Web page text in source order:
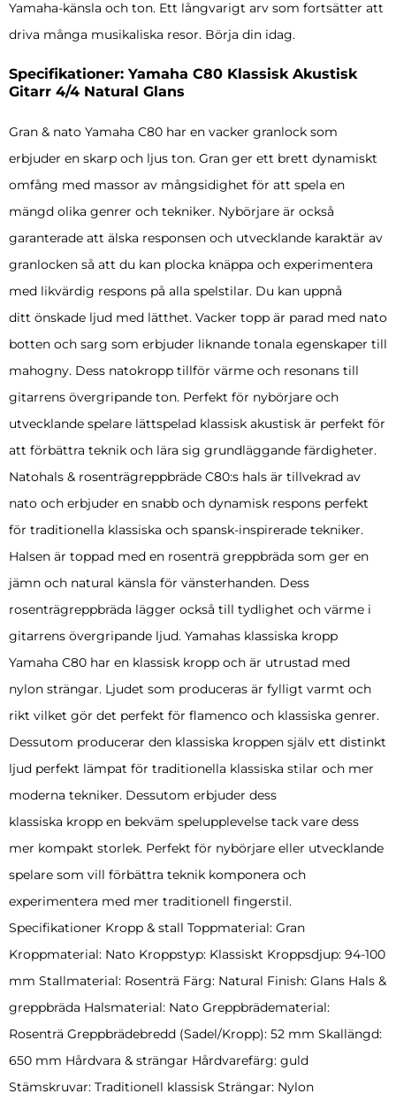
Yamaha-känsla och ton. Ett långvarigt arv som fortsätter att
driva många musikaliska resor. Börja din idag.
Specifikationer: Yamaha C80 Klassisk Akustisk
Gitarr 4/4 Natural Glans
Gran & nato Yamaha C80 har en vacker granlock som
erbjuder en skarp och ljus ton. Gran ger ett brett dynamiskt
omfång med massor av mångsidighet för att spela en
mängd olika genrer och tekniker. Nybörjare är också
garanterade att älska responsen och utvecklande karaktär av
granlocken så att du kan plocka knäppa och experimentera
med likvärdig respons på alla spelstilar. Du kan uppnå
ditt önskade ljud med lätthet. Vacker topp är parad med nato
botten och sarg som erbjuder liknande tonala egenskaper till
mahogny. Dess natokropp tillför värme och resonans till
gitarrens övergripande ton. Perfekt för nybörjare och
utvecklande spelare lättspelad klassisk akustisk är perfekt för
att förbättra teknik och lära sig grundläggande färdigheter.
Natohals & rosenträgreppbräde C80:s hals är tillvekrad av
nato och erbjuder en snabb och dynamisk respons perfekt
för traditionella klassiska och spansk-inspirerade tekniker.
Halsen är toppad med en rosenträ greppbräda som ger en
jämn och natural känsla för vänsterhanden. Dess
rosenträgreppbräda lägger också till tydlighet och värme i
gitarrens övergripande ljud. Yamahas klassiska kropp
Yamaha C80 har en klassisk kropp och är utrustad med
nylon strängar. Ljudet som produceras är fylligt varmt och
rikt vilket gör det perfekt för flamenco och klassiska genrer.
Dessutom producerar den klassiska kroppen själv ett distinkt
ljud perfekt lämpat för traditionella klassiska stilar och mer
moderna tekniker. Dessutom erbjuder dess
klassiska kropp en bekväm spelupplevelse tack vare dess
mer kompakt storlek. Perfekt för nybörjare eller utvecklande
spelare som vill förbättra teknik komponera och
experimentera med mer traditionell fingerstil.
Specifikationer Kropp & stall Toppmaterial: Gran
Kroppmaterial: Nato Kroppstyp: Klassiskt Kroppsdjup: 94-100
mm Stallmaterial: Rosenträ Färg: Natural Finish: Glans Hals &
greppbräda Halsmaterial: Nato Greppbrädematerial:
Rosenträ Greppbrädebredd (Sadel/Kropp): 52 mm Skallängd:
650 mm Hårdvara & strängar Hårdvarefärg: guld
Stämskruvar: Traditionell klassisk Strängar: Nylon